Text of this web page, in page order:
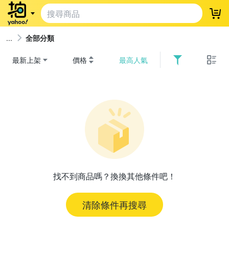
登
全部分類
最新上架 價格 最高人氣
找不到商品嗎？換換其他條件吧！
清除條件再搜尋